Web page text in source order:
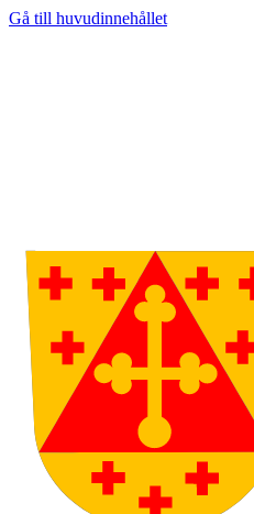
Gå till huvudinnehållet